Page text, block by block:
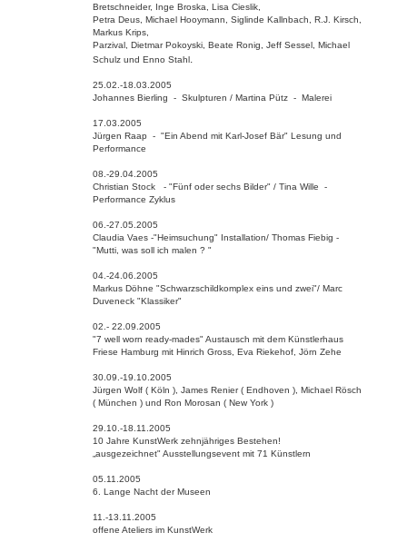
Bretschneider, Inge Broska, Lisa Cieslik,
Petra Deus, Michael Hooymann, Siglinde Kallnbach, R.J. Kirsch,
Markus Krips,
Parzival, Dietmar Pokoyski, Beate Ronig, Jeff Sessel, Michael
Schulz und Enno Stahl.
25.02.-18.03.2005
Johannes Bierling - Skulpturen / Martina Pütz - Malerei
17.03.2005
Jürgen Raap - "Ein Abend mit Karl-Josef Bär" Lesung und
Performance
08.-29.04.2005
Christian Stock - "Fünf oder sechs Bilder" / Tina Wille -
Performance Zyklus
06.-27.05.2005
Claudia Vaes -"Heimsuchung" Installation/ Thomas Fiebig -
"Mutti, was soll ich malen ? "
04.-24.06.2005
Markus Döhne "Schwarzschildkomplex eins und zwei"/ Marc
Duveneck "Klassiker"
02.- 22.09.2005
"7 well worn ready-mades" Austausch mit dem Künstlerhaus
Friese Hamburg mit Hinrich Gross, Eva Riekehof, Jörn Zehe
30.09.-19.10.2005
Jürgen Wolf ( Köln ), James Renier ( Endhoven ), Michael Rösch
( München ) und Ron Morosan ( New York )
29.10.-18.11.2005
10 Jahre KunstWerk zehnjähriges Bestehen!
„ausgezeichnet" Ausstellungsevent mit 71 Künstlern
05.11.2005
6. Lange Nacht der Museen
11.-13.11.2005
offene Ateliers im KunstWerk